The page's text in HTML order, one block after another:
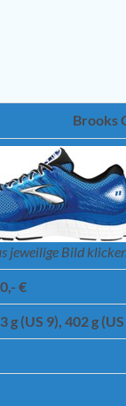
Brooks
jeweilige Bild
€
g (US 9), 402 g